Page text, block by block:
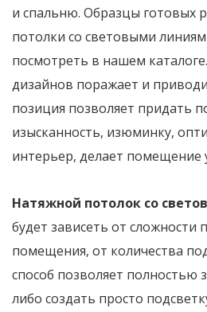
и спальню. Образцы готовых
потолки со световыми
посмотреть в нашем
дизайнов поражает и
позиция позволяет придать
изысканность, изюминку,
интерьер, делает
Натяжной потолок со
будет зависеть от
помещения, от количества
способ позволяет полностью
либо создать просто